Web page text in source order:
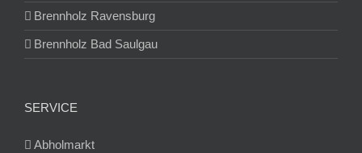
Brennholz Ravensburg
Brennholz Bad Saulgau
SERVICE
Abholmarkt